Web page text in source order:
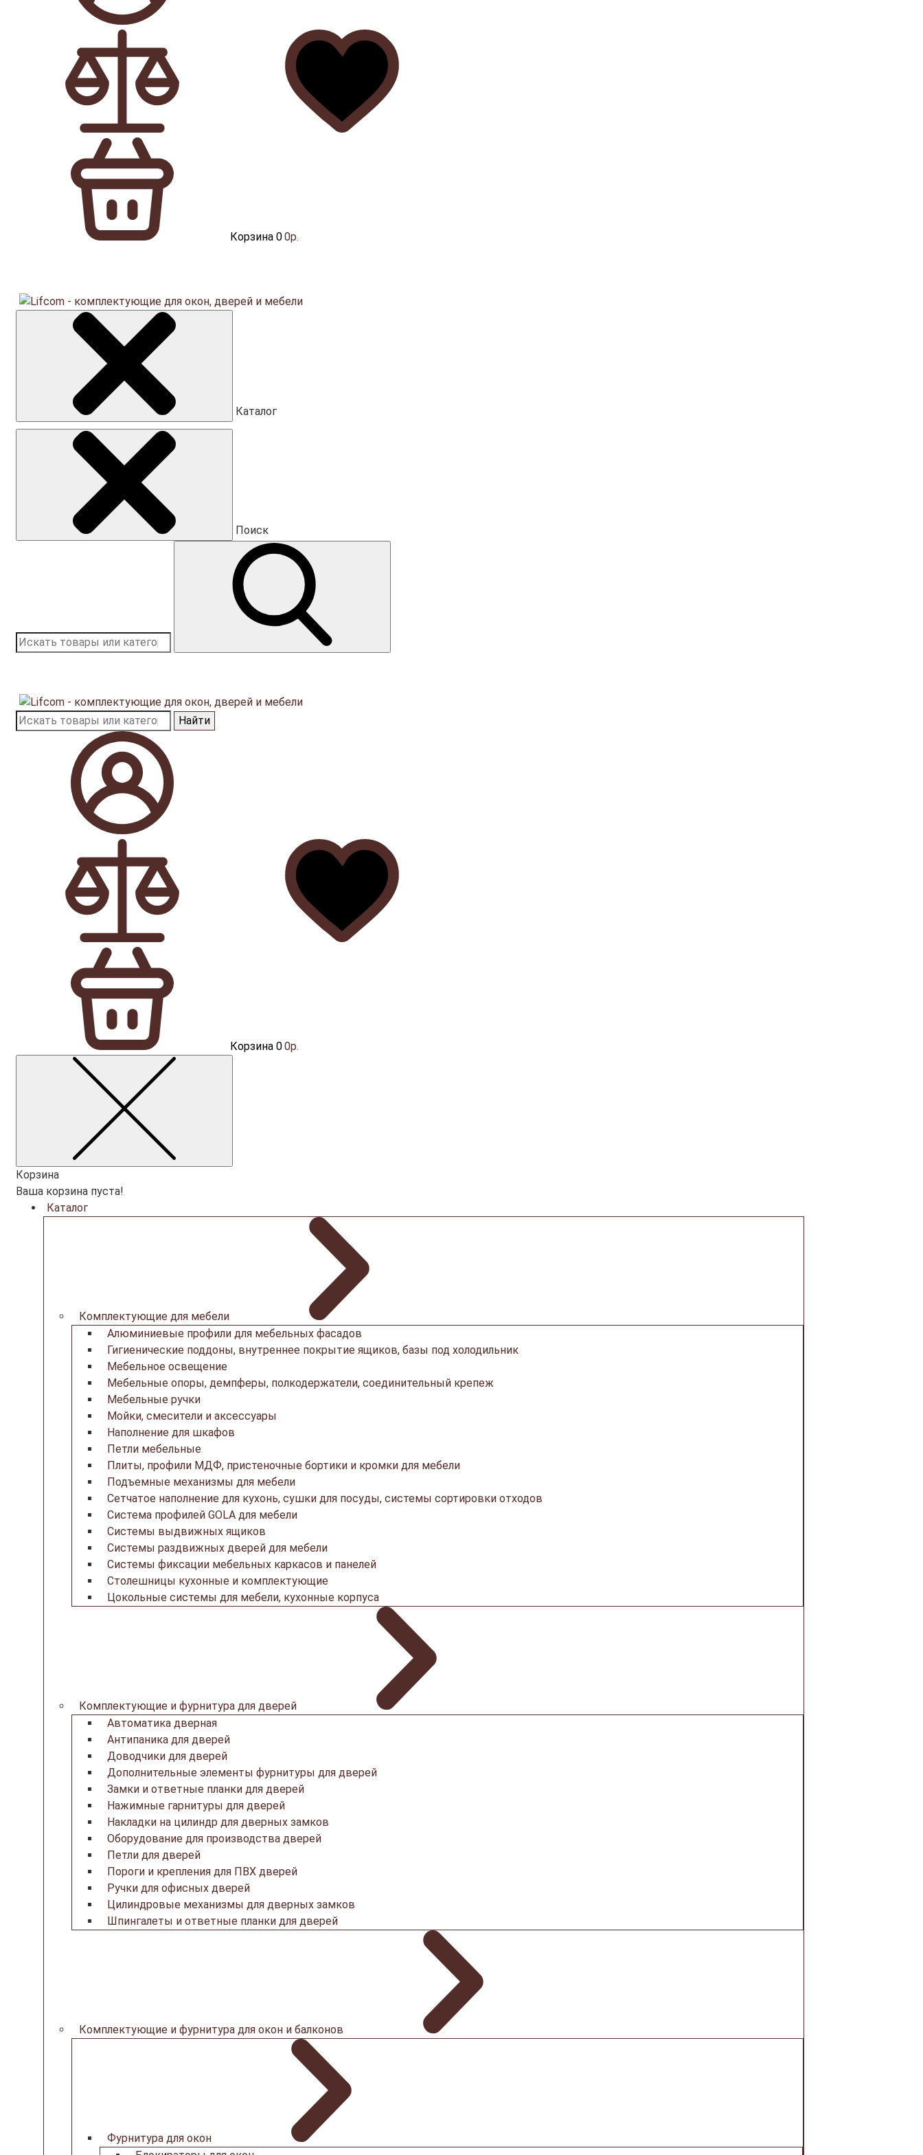
Корзина 00р.
Каталог
Поиск
Найти
Корзина 00р.
Корзина
Ваша корзина пуста!
Каталог
Комплектующие для мебели
Алюминиевые профили для мебельных фасадов
Гигиенические поддоны, внутреннее покрытие ящиков, базы под холодильник
Мебельное освещение
Мебельные опоры, демпферы, полкодержатели, соединительный крепеж
Мебельные ручки
Мойки, смесители и аксессуары
Наполнение для шкафов
Петли мебельные
Плиты, профили МДФ, пристеночные бортики и кромки для мебели
Подъемные механизмы для мебели
Сетчатое наполнение для кухонь, сушки для посуды, системы сортировки отходов
Система профилей GOLA для мебели
Системы выдвижных ящиков
Системы раздвижных дверей для мебели
Системы фиксации мебельных каркасов и панелей
Столешницы кухонные и комплектующие
Цокольные системы для мебели, кухонные корпуса
Комплектующие и фурнитура для дверей
Автоматика дверная
Антипаника для дверей
Доводчики для дверей
Дополнительные элементы фурнитуры для дверей
Замки и ответные планки для дверей
Нажимные гарнитуры для дверей
Накладки на цилиндр для дверных замков
Оборудование для производства дверей
Петли для дверей
Пороги и крепления для ПВХ дверей
Ручки для офисных дверей
Цилиндровые механизмы для дверных замков
Шпингалеты и ответные планки для дверей
Комплектующие и фурнитура для окон и балконов
Фурнитура для окон